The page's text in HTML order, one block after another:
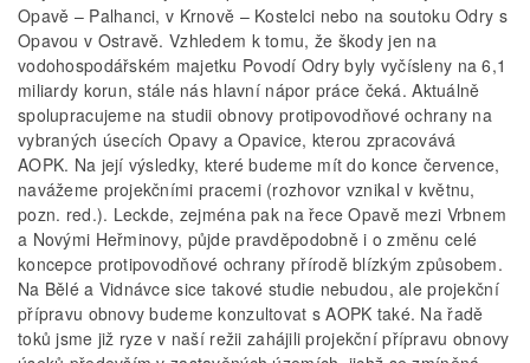
Opavě – Palhanci, v Krnově – Kostelci nebo na soutoku Odry s
Opavou v Ostravě. Vzhledem k tomu, že škody jen na
vodohospodářském majetku Povodí Odry byly vyčísleny na 6,1
miliardy korun, stále nás hlavní nápor práce čeká. Aktuálně
spolupracujeme na studii obnovy protipovodňové ochrany na
vybraných úsecích Opavy a Opavice, kterou zpracovává
AOPK. Na její výsledky, které budeme mít do konce července,
navážeme projekčními pracemi (rozhovor vznikal v květnu,
pozn. red.). Leckde, zejména pak na řece Opavě mezi Vrbnem
a Novými Heřminovy, půjde pravděpodobně i o změnu celé
koncepce protipovodňové ochrany přírodě blízkým způsobem.
Na Bělé a Vidnávce sice takové studie nebudou, ale projekční
přípravu obnovy budeme konzultovat s AOPK také. Na řadě
toků jsme již ryze v naší režii zahájili projekční přípravu obnovy